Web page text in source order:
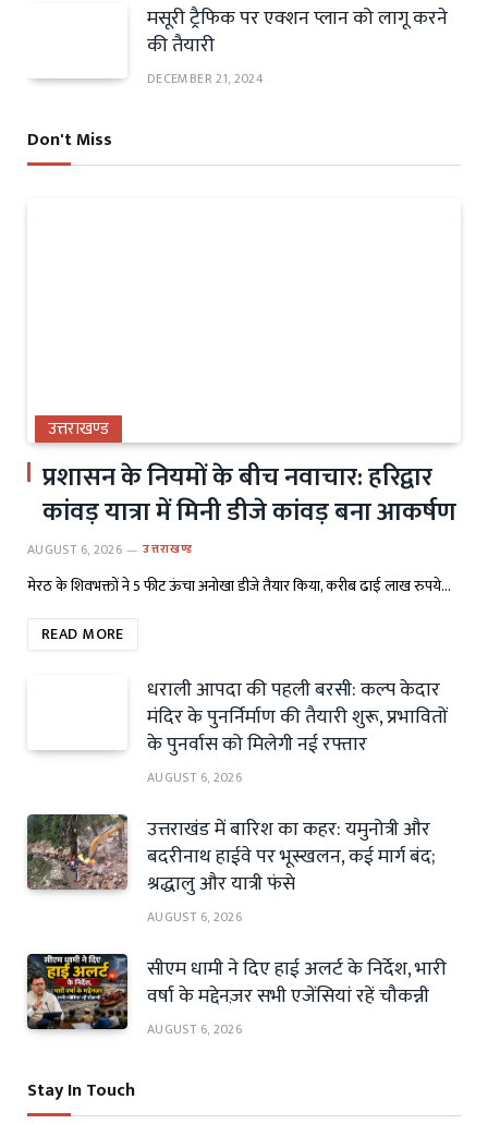
मसूरी ट्रैफिक पर एक्शन प्लान को लागू करने
की तैयारी
DECEMBER 21, 2024
Don't Miss
उत्तराखण्ड
प्रशासन के नियमों के बीच नवाचार: हरिद्वार
कांवड़ यात्रा में मिनी डीजे कांवड़ बना आकर्षण
AUGUST 6, 2026 उत्तराखण्ड
मेरठ के शिवभक्तों ने 5 फीट ऊंचा अनोखा डीजे तैयार किया, करीब ढाई लाख रुपये…
READ MORE
धराली आपदा की पहली बरसी: कल्प केदार
मंदिर के पुनर्निर्माण की तैयारी शुरू, प्रभावितों
के पुनर्वास को मिलेगी नई रफ्तार
AUGUST 6, 2026
उत्तराखंड में बारिश का कहर: यमुनोत्री और
बदरीनाथ हाईवे पर भूस्खलन, कई मार्ग बंद;
श्रद्धालु और यात्री फंसे
AUGUST 6, 2026
सीएम धामी ने दिए हाई अलर्ट के निर्देश, भारी
वर्षा के मद्देनज़र सभी एजेंसियां रहें चौकन्नी
AUGUST 6, 2026
Stay In Touch